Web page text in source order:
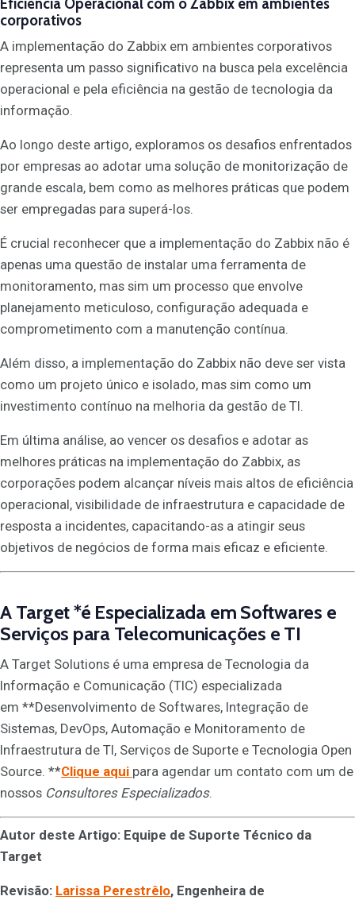
Eficiência Operacional com o Zabbix em ambientes
corporativos
A implementação do Zabbix em ambientes corporativos
representa um passo significativo na busca pela excelência
operacional e pela eficiência na gestão de tecnologia da
informação.
Ao longo deste artigo, exploramos os desafios enfrentados
por empresas ao adotar uma solução de monitorização de
grande escala, bem como as melhores práticas que podem
ser empregadas para superá-los.
É crucial reconhecer que a implementação do Zabbix não é
apenas uma questão de instalar uma ferramenta de
monitoramento, mas sim um processo que envolve
planejamento meticuloso, configuração adequada e
comprometimento com a manutenção contínua.
Além disso, a implementação do Zabbix não deve ser vista
como um projeto único e isolado, mas sim como um
investimento contínuo na melhoria da gestão de TI.
Em última análise, ao vencer os desafios e adotar as
melhores práticas na implementação do Zabbix, as
corporações podem alcançar níveis mais altos de eficiência
operacional, visibilidade de infraestrutura e capacidade de
resposta a incidentes, capacitando-as a atingir seus
objetivos de negócios de forma mais eficaz e eficiente.
A Target*é Especializada em Softwares e
Serviços para Telecomunicações e TI
A Target Solutions é uma empresa de Tecnologia da
Informação e Comunicação (TIC) especializada
em **Desenvolvimento de Softwares, Integração de
Sistemas, DevOps, Automação e Monitoramento de
Infraestrutura de TI, Serviços de Suporte e Tecnologia Open
Source. **Clique aqui para agendar um contato com um de
nossos Consultores Especializados.
Autor deste Artigo: Equipe de Suporte Técnico da
Target
Revisão: Larissa Perestrêlo, Engenheira de